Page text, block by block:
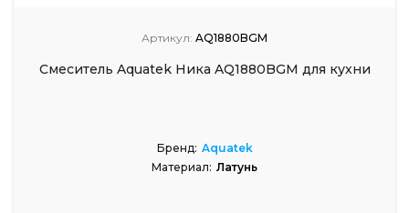
Артикул: AQ1880BGM
Смеситель Aquatek Ника AQ1880BGM для кухни
Бренд: Aquatek
Материал: Латунь